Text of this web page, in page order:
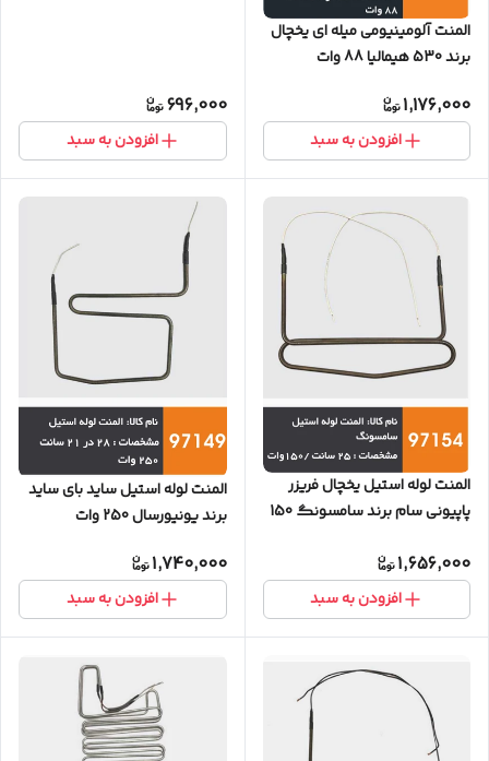
المنت آلومینیومی میله ای یخچال
برند 530 هیمالیا 88 وات
1,176,000
افزودن به سبد
696,000
افزودن به سبد
المنت لوله استیل یخچال فریزر
پاپیونی سام برند سامسونگ 150
1,656,000
افزودن به سبد
المنت لوله استیل ساید بای ساید
برند یونیورسال 250 وات
1,740,000
افزودن به سبد